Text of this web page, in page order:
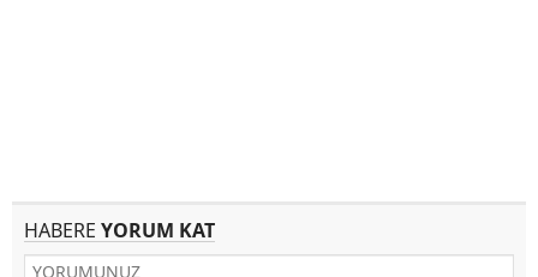
HABERE YORUM KAT